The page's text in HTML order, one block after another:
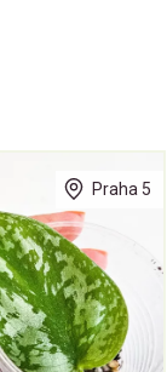
Praha 5